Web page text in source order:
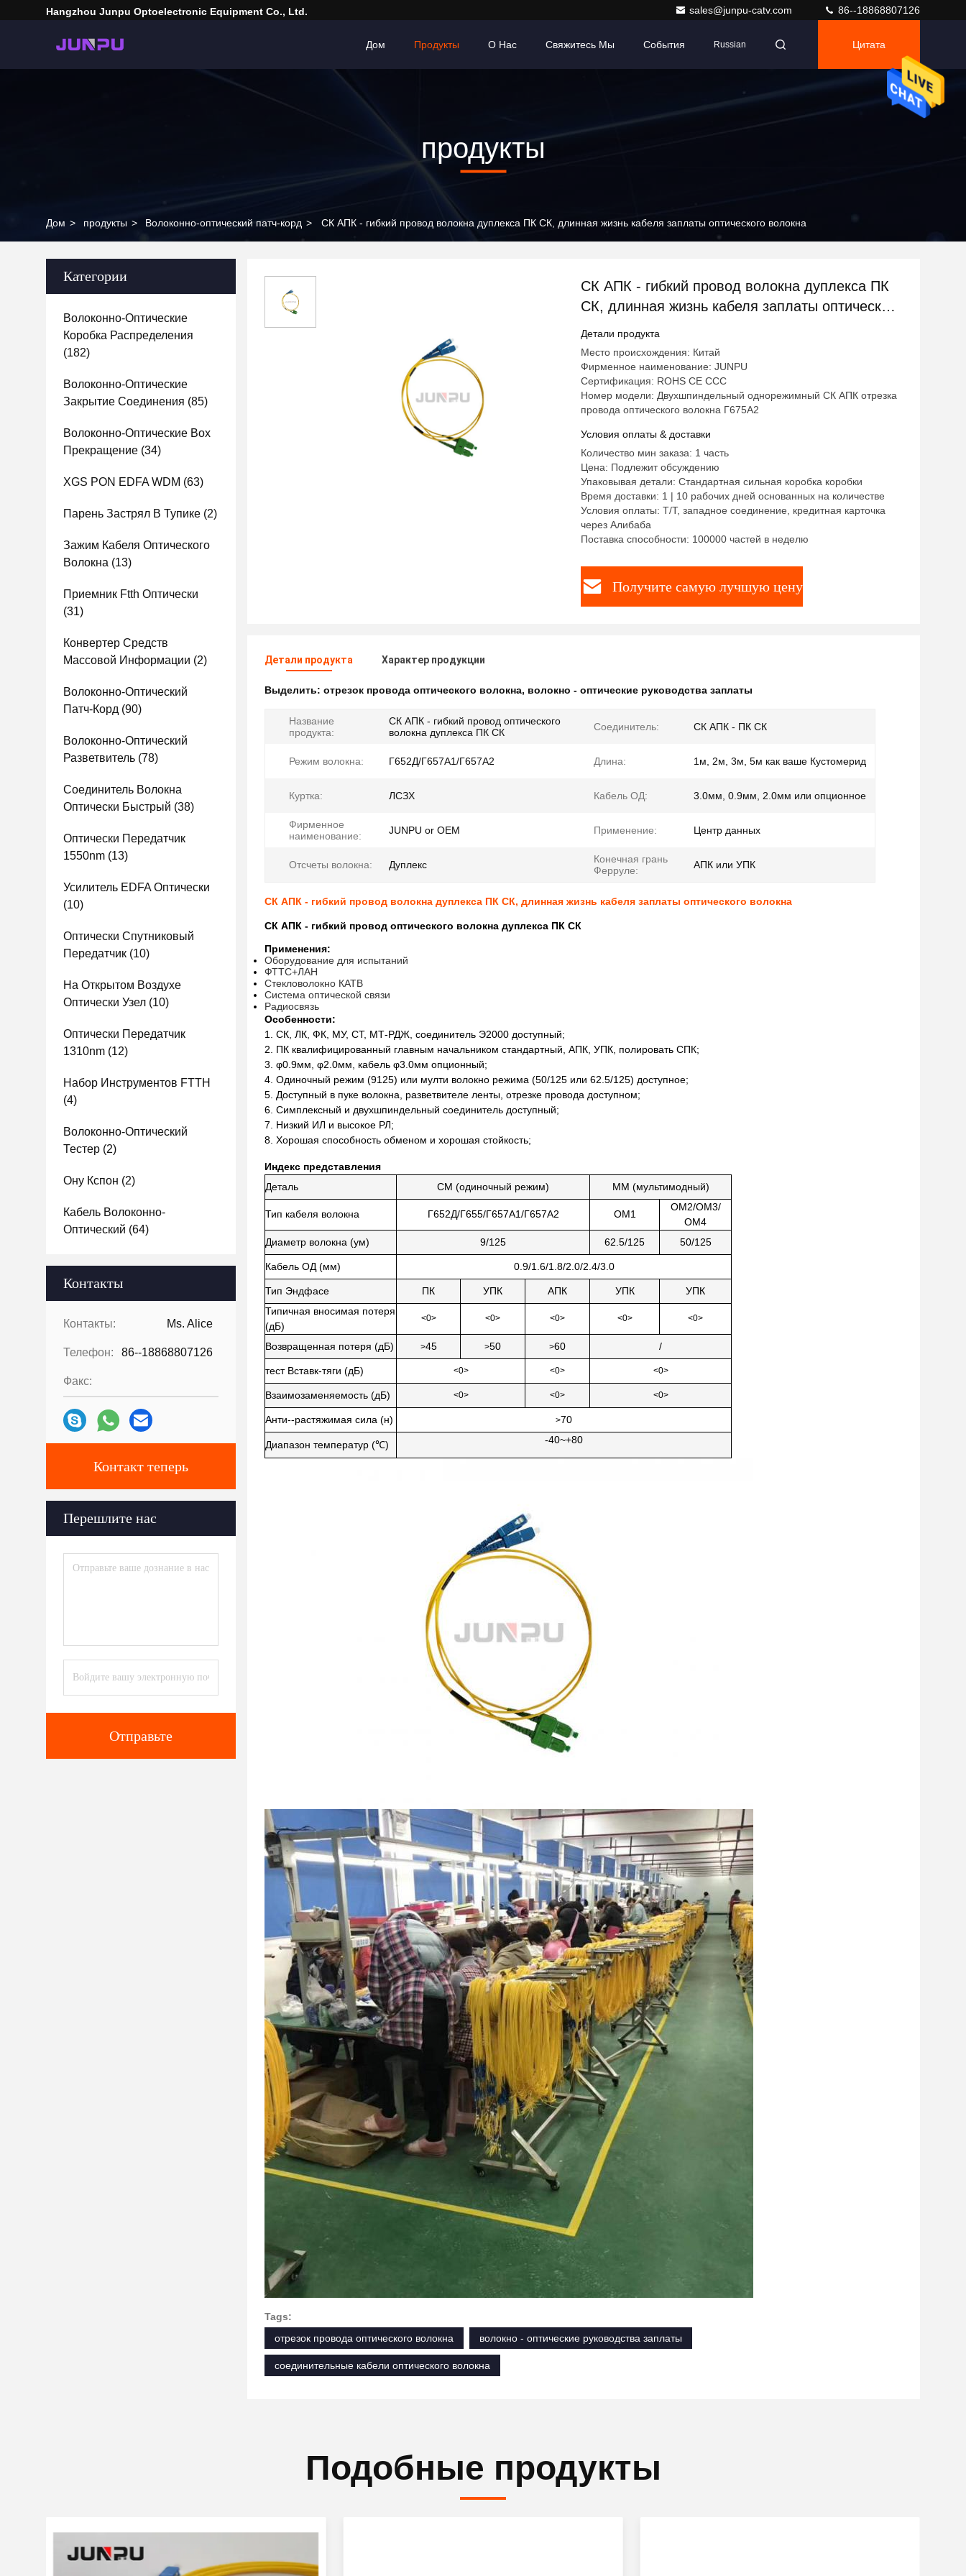
Hangzhou Junpu Optoelectronic Equipment Co., Ltd. sales@junpu-catv.com 86--18868807126
Дом Продукты О Нас Свяжитесь Мы События Russian Цитата
продукты
Дом > продукты > Волоконно-оптический патч-корд > СК АПК - гибкий провод волокна дуплекса ПК СК, длинная жизнь кабеля заплаты оптического волокна
Категории
Волоконно-Оптические
Коробка Распределения
(182)
Волоконно-Оптические
Закрытие Соединения (85)
Волоконно-Оптические Box
Прекращение (34)
XGS PON EDFA WDM (63)
Парень Застрял В Тупике (2)
Зажим Кабеля Оптического
Волокна (13)
Приемник Ftth Оптически
(31)
Конвертер Средств
Массовой Информации (2)
Волоконно-Оптический
Патч-Корд (90)
Волоконно-Оптический
Разветвитель (78)
Соединитель Волокна
Оптически Быстрый (38)
Оптически Передатчик
1550nm (13)
Усилитель EDFA Оптически
(10)
Оптически Спутниковый
Передатчик (10)
На Открытом Воздухе
Оптически Узел (10)
Оптически Передатчик
1310nm (12)
Набор Инструментов FTTH
(4)
Волоконно-Оптический
Тестер (2)
Ону Кспон (2)
Кабель Волоконно-
Оптический (64)
Контакты
Контакты: Ms. Alice
Телефон: 86--18868807126
Факс:
Контакт теперь
Перешлите нас
Отправьте
СК АПК - гибкий провод волокна дуплекса ПК
СК, длинная жизнь кабеля заплаты оптического
волокна
Детали продукта
Место происхождения: Китай
Фирменное наименование: JUNPU
Сертификация: ROHS CE CCC
Номер модели: Двухшпиндельный однорежимный СК АПК отрезка
провода оптического волокна Г675А2
Условия оплаты & доставки
Количество мин заказа: 1 часть
Цена: Подлежит обсуждению
Упаковывая детали: Стандартная сильная коробка коробки
Время доставки: 1 | 10 рабочих дней основанных на количестве
Условия оплаты: Т/Т, западное соединение, кредитная карточка
через Алибаба
Поставка способности: 100000 частей в неделю
Получите самую лучшую цену
Детали продукта Характер продукции
Выделить: отрезок провода оптического волокна, волокно - оптические руководства заплаты
Название
продукта:
СК АПК - гибкий провод оптического
волокна дуплекса ПК СК
Соединитель: СК АПК - ПК СК
Режим волокна: Г652Д/Г657А1/Г657А2 Длина: 1м, 2м, 3м, 5м как ваше Кустомерид
Куртка: ЛСЗХ Кабель ОД: 3.0мм, 0.9мм, 2.0мм или опционное
Фирменное
наименование:
JUNPU or OEM Применение: Центр данных
Отсчеты волокна: Дуплекс
Конечная грань
Ферруле:
АПК или УПК
СК АПК - гибкий провод волокна дуплекса ПК СК, длинная жизнь кабеля заплаты оптического волокна
СК АПК - гибкий провод оптического волокна дуплекса ПК СК
Применения:
Оборудование для испытаний
ФТТС+ЛАН
Стекловолокно КАТВ
Система оптической связи
Радиосвязь
Особенности:
1. СК, ЛК, ФК, МУ, СТ, МТ-РДЖ, соединитель Э2000 доступный;
2. ПК квалифицированный главным начальником стандартный, АПК, УПК, полировать СПК;
3. φ0.9мм, φ2.0мм, кабель φ3.0мм опционный;
4. Одиночный режим (9125) или мулти волокно режима (50/125 или 62.5/125) доступное;
5. Доступный в пуке волокна, разветвителе ленты, отрезке провода доступном;
6. Симплексный и двухшпиндельный соединитель доступный;
7. Низкий ИЛ и высокое РЛ;
8. Хорошая способность обменом и хорошая стойкость;
Индекс представления
Деталь
СМ (одиночный режим) ММ (мультимодный)
Тип кабеля волокна Г652Д/Г655/Г657А1/Г657А2 ОМ1
ОМ2/ОМ3/
ОМ4
Диаметр волокна (ум)
9/125 62.5/125 50/125
Кабель ОД (мм) 0.9/1.6/1.8/2.0/2.4/3.0
Тип Эндфасе ПК УПК АПК УПК
УПК
Типичная вносимая потеря
(дБ)
<0> <0> <0> <0> <0>
Возвращенная потеря (дБ) >45 >50 >60 /
тест Вставк-тяги (дБ) <0> <0> <0>
Взаимозаменяемость (дБ) <0> <0> <0>
Анти--растяжимая сила (н) >70
Диапазон температур (℃) -40~+80
Tags:
отрезок провода оптического волокна
волокно - оптические руководства заплаты
соединительные кабели оптического волокна
Подобные продукты